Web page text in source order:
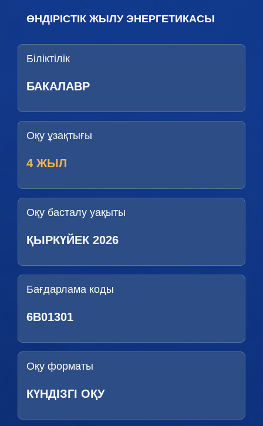
ӨНДІРІСТІК ЖЫЛУ ЭНЕРГЕТИКАСЫ
Біліктілік
БАКАЛАВР
Оқу ұзақтығы
4 ЖЫЛ
Оқу басталу уақыты
ҚЫРКҮЙЕК 2026
Бағдарлама коды
6В01301
Оқу форматы
КҮНДІЗГІ ОҚУ